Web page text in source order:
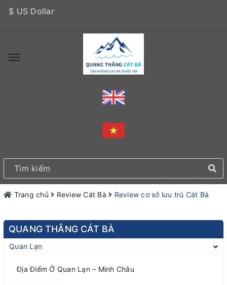
$ US Dollar
Trang chủ Review Cát Bà Review cơ sở lưu trú Cát Bà
QUANG THẮNG CÁT BÀ
Quan Lạn
Địa Điểm Ở Quan Lạn – Minh Châu